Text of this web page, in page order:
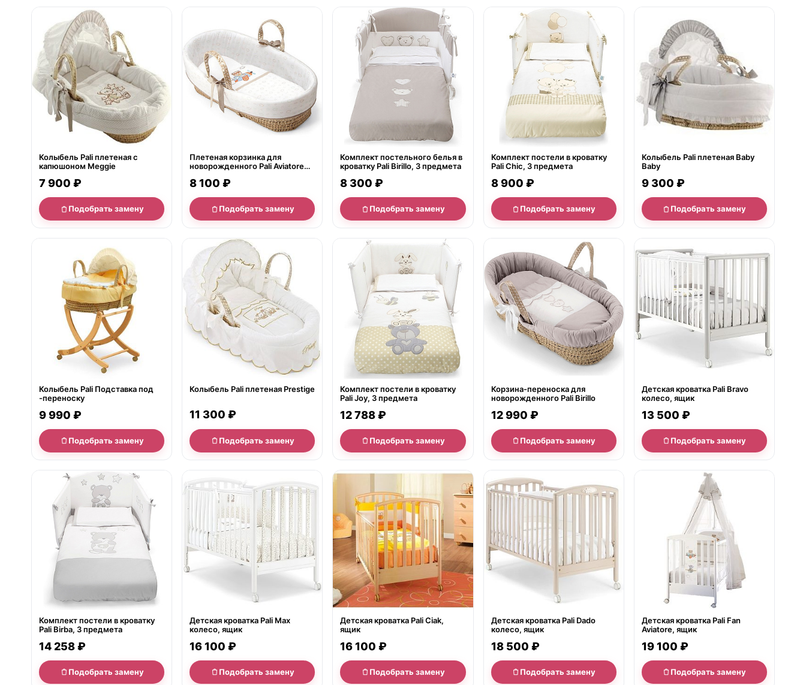
нет в продаже
Колыбель Pali плетеная с
капюшоном Meggie
7 900 ₽
Подобрать замену
Плетеная корзинка для
новорожденного Pali Aviatore
8 100 ₽
Подобрать замену
нет в продаже
Комплект постельного белья в
кроватку Pali Birillo, 3 предмета
8 300 ₽
Подобрать замену
нет в продаже
Комплект постели в кроватку
Pali Chic, 3 предмета
8 900 ₽
Подобрать замену
нет в продаже
Колыбель Pali плетеная Baby
Baby
9 300 ₽
Подобрать замену
Колыбель Pali Подставка под
-переноску
9 990 ₽
Подобрать замену
нет в продаже
Колыбель Pali плетеная Prestige
11 300 ₽
Подобрать замену
нет в продаже
Комплект постели в кроватку
Pali Joy, 3 предмета
12 788 ₽
Подобрать замену
нет в продаже
Корзина-переноска для
новорожденного Pali Birillo
12 990 ₽
Подобрать замену
нет в продаже
Детская кроватка Pali Bravo
колесо, ящик
13 500 ₽
Подобрать замену
нет в продаже
Комплект постели в кроватку
Pali Birba, 3 предмета
14 258 ₽
Подобрать замену
нет в продаже
Детская кроватка Pali Max
колесо, ящик
16 100 ₽
Подобрать замену
Детская кроватка Pali Ciak,
ящик
16 100 ₽
Подобрать замену
нет в продаже
Детская кроватка Pali Dado
колесо, ящик
18 500 ₽
Подобрать замену
Детская кроватка Pali Fan
Aviatore, ящик
19 100 ₽
Подобрать замену